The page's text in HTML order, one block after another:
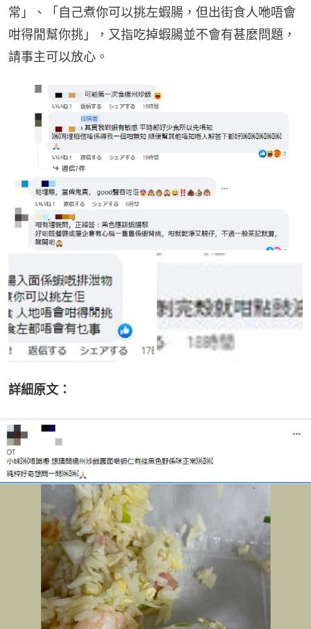
常」、「自己煮你可以挑左蝦腸，但出街食人咃唔會
咁得閒幫你挑」，又指吃掉蝦腸並不會有甚麼問題，
請事主可以放心。
詳細原文：